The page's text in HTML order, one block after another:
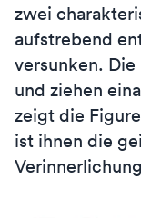
zwei
aufstrebend
versunken.
und ziehen
zeigt die
ist ihnen die